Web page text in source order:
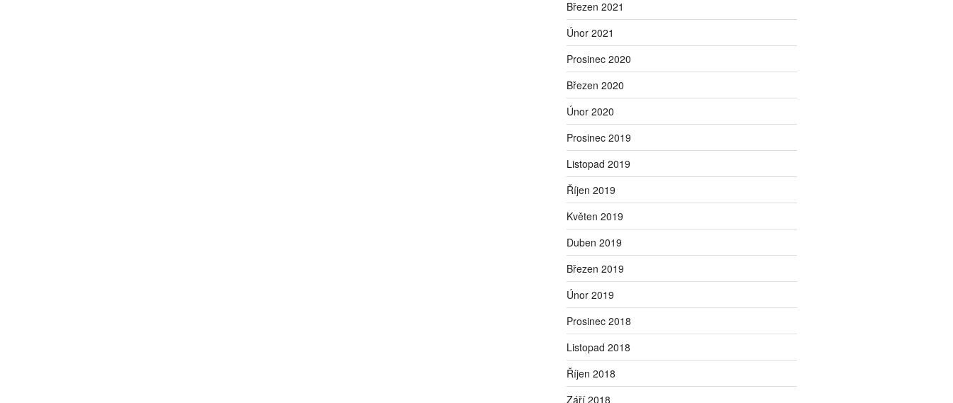
Březen 2021
Únor 2021
Prosinec 2020
Březen 2020
Únor 2020
Prosinec 2019
Listopad 2019
Říjen 2019
Květen 2019
Duben 2019
Březen 2019
Únor 2019
Prosinec 2018
Listopad 2018
Říjen 2018
Září 2018